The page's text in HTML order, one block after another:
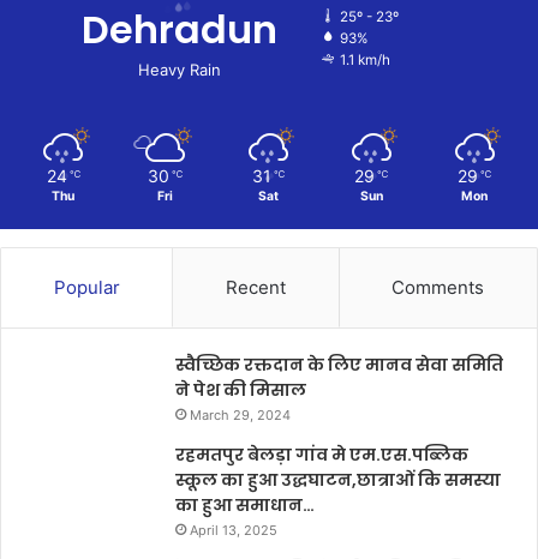
Dehradun
Heavy Rain
25º - 23º
93%
1.1 km/h
24 ℃
Thu
30 ℃
Fri
31 ℃
Sat
29 ℃
Sun
29 ℃
Mon
Popular Recent Comments
स्वैच्छिक रक्तदान के लिए मानव सेवा समिति
ने पेश की मिसाल
March 29, 2024
रहमतपुर बेलड़ा गांव मे एम.एस.पब्लिक
स्कूल का हुआ उद्धघाटन,छात्राओं कि समस्या
का हुआ समाधान…
April 13, 2025